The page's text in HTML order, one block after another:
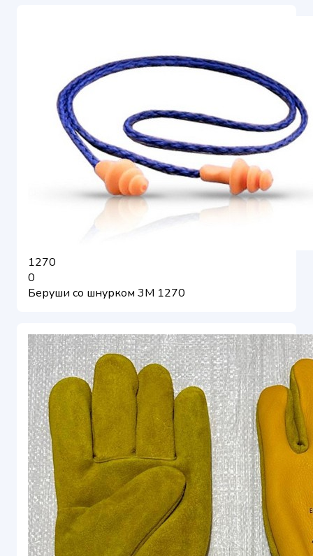
1270
0
Беруши со шнурком 3М 1270